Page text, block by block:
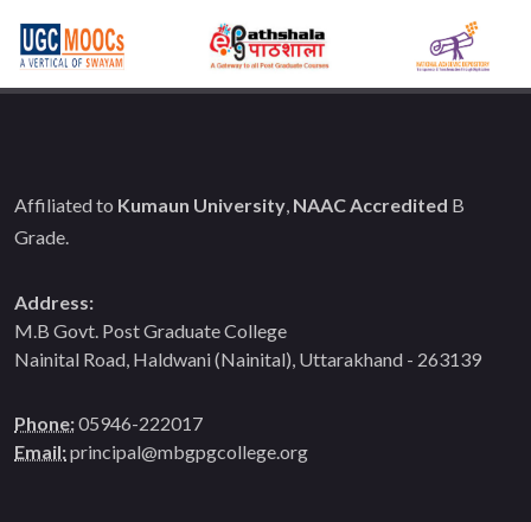
Affiliated to Kumaun University, NAAC Accredited B
Grade.
Address:
M.B Govt. Post Graduate College
Nainital Road, Haldwani (Nainital), Uttarakhand - 263139
Phone:05946-222017
Email:principal@mbgpgcollege.org